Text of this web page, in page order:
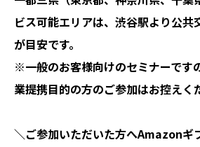
ビス可能エリアは、渋谷駅より公共
が目安です。
※一般のお客様向けのセミナーです
業提携目的の方のご参加はお控えく
＼ご参加いただいた方へAmazonギ